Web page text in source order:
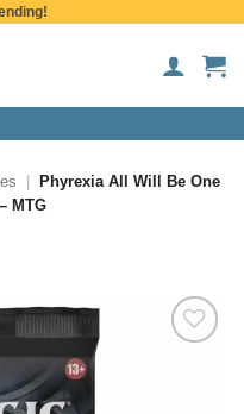
Phyrexia All Will Be One
MTG